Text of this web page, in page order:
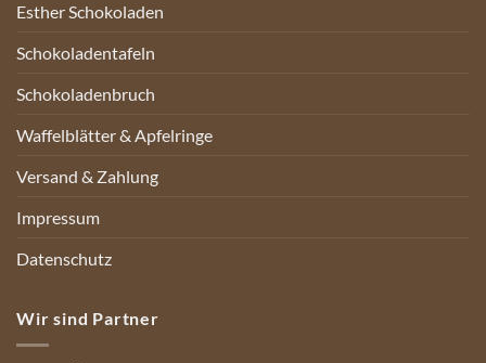
Esther Schokoladen
Schokoladentafeln
Schokoladenbruch
Waffelblätter & Apfelringe
Versand & Zahlung
Impressum
Datenschutz
Wir sind Partner